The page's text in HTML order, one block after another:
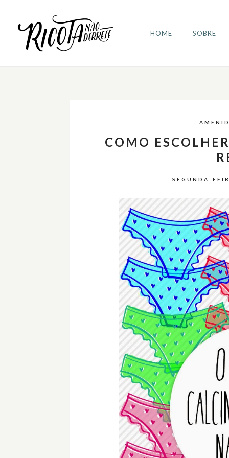
HOME SOBRE
COMO
SEGUNDA-